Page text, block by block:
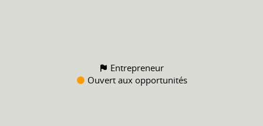
Entrepreneur
Ouvert aux opportunités